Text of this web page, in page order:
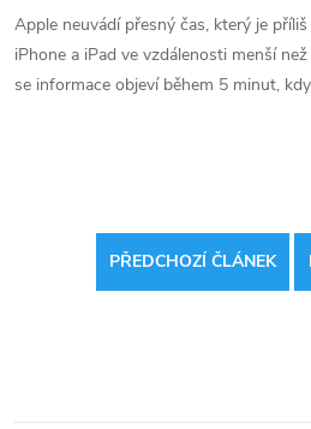
Apple neuvádí přesný čas, který je
iPhone a iPad ve vzdálenosti menší
se informace objeví během 5 minut,
PŘEDCHOZÍ ČLÁNEK